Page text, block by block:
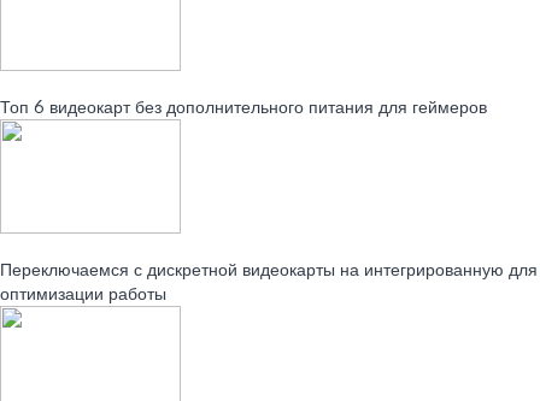
Топ 6 видеокарт без дополнительного питания для геймеров
Переключаемся с дискретной видеокарты на интегрированную для
оптимизации работы